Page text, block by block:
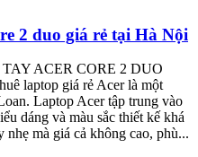
2 duo giá rẻ tại Hà Nội
ACER CORE 2 DUO
laptop giá rẻ Acer là một
Laptop Acer tập trung vào
dáng và màu sắc thiết kế khá
nhẹ mà giá cả không cao, phù...